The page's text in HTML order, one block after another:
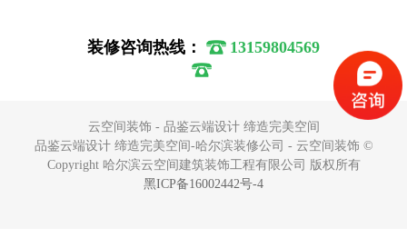
装修咨询热线： 13159804569
云空间装饰 - 品鉴云端设计 缔造完美空间
品鉴云端设计 缔造完美空间-哈尔滨装修公司 - 云空间装饰 ©
Copyright 哈尔滨云空间建筑装饰工程有限公司 版权所有
黑ICP备16002442号-4